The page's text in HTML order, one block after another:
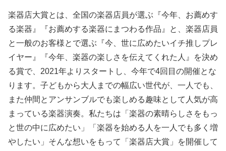
楽器店大賞とは、全国の楽器店員が選ぶ『今年、お薦めす
る楽器』『お薦めする楽器にまつわる作品』と、楽器店員
と一般のお客様とで選ぶ『今、世に広めたいイチ推しプレ
イヤー』『今年、楽器の楽しさを伝えてくれた人』を決め
る賞で、2021年よりスタートし、今年で4回目の開催とな
ります。子どもから大人までの幅広い世代が、一人でも、
また仲間とアンサンブルでも楽しめる趣味として人気が高
まっている楽器演奏。私たちは「楽器の素晴らしさをもっ
と世の中に広めたい」「楽器を始める人を一人でも多く増
やしたい」そんな想いをもって「楽器店大賞」を開催して